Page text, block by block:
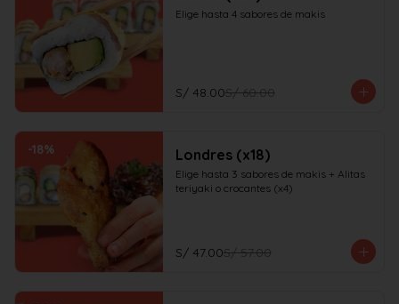
Elige hasta 4 sabores de makis
S/ 48.00S/ 60.00
-18% Londres (x18)
Elige hasta 3 sabores de makis + Alitas
teriyaki o crocantes (x4)
S/ 47.00S/ 57.00